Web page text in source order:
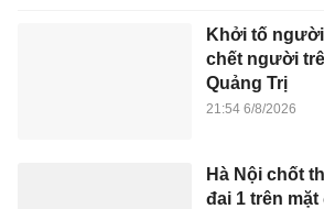
Khởi tố
chết người
Quảng Trị
21:54 6/8/2026
Hà Nội chốt
đai 1 trên